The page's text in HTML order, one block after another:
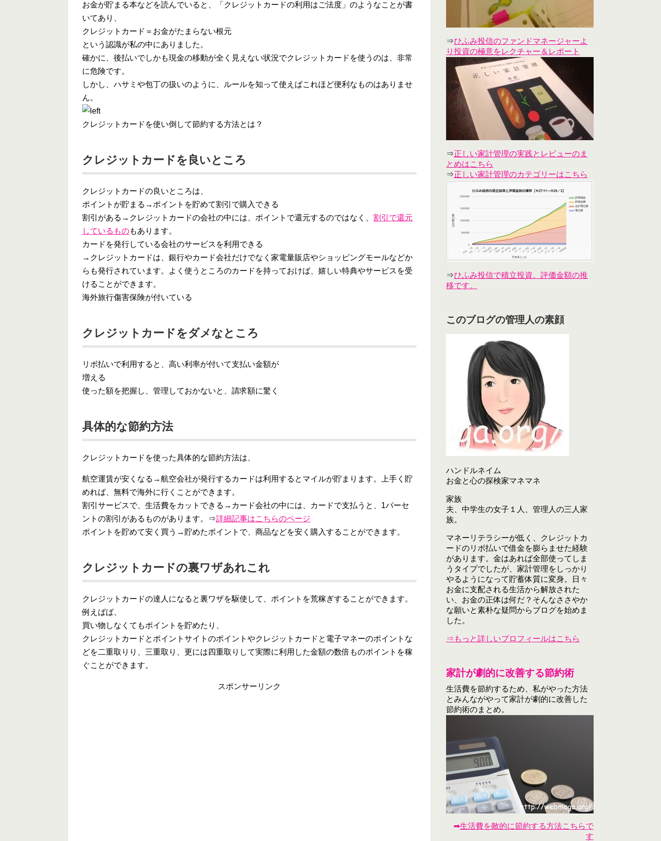
お金が貯まる本などを読んでいると、「クレジットカードの利用はご法度」のようなことが書
いてあり、
クレジットカード＝お金がたまらない根元
という認識が私の中にありました。
確かに、後払いでしかも現金の移動が全く見えない状況でクレジットカードを使うのは、非常
に危険です。
しかし、ハサミや包丁の扱いのように、ルールを知って使えばこれほど便利なものはありませ
ん。
クレジットカードを使い倒して節約する方法とは？
クレジットカードを良いところ
クレジットカードの良いところは、
ポイントが貯まる →ポイントを貯めて割引で購入できる
割引がある→クレジットカードの会社の中には、ポイントで還元するのではなく、 割引で還元
しているものもあります。
カードを発行している会社のサービスを利用できる
→クレジットカードは、銀行やカード会社だけでなく家電量販店やショッピングモールなどか
らも発行されています。よく使うところのカードを持っておけば、嬉しい特典やサービスを受
けることができます。
海外旅行傷害保険が付いている
クレジットカードをダメなところ
リボ払いで利用すると、高い利率が付いて支払い金額が
増える
使った額を把握し、管理しておかないと、請求額に驚く
具体的な節約方法
クレジットカードを使った具体的な節約方法は、
航空運賃が安くなる→航空会社が発行するカードは利用するとマイルが貯まります。上手く貯
めれば、無料で海外に行くことができます。
割引サービスで、生活費をカットできる→カード会社の中には、カードで支払うと、1パーセ
ントの割引があるものがあります。⇒詳細記事はこちらのページ
ポイントを貯めて安く買う→貯めたポイントで、商品などを安く購入することができます。
クレジットカードの裏ワザあれこれ
クレジットカードの達人になると裏ワザを駆使して、ポイントを荒稼ぎすることができます。
例えばば、
買い物しなくてもポイントを貯めたり、
クレジットカードとポイントサイトのポイントやクレジットカードと電子マネーのポイントな
どを二重取りり、三重取り、更には四重取りして実際に利用した金額の数倍ものポイントを稼
ぐことができます。
スポンサーリンク
⇒ひふみ投信のファンドマネージャーよ
り投資の極意をレクチャー＆レポート
⇒正しい家計管理の実践とレビューのま
とめはこちら
⇒正しい家計管理のカテゴリーはこちら
⇒ひふみ投信で積立投資。評価金額の推
移です。
このブログの管理人の素顔
ハンドルネイム
お金と心の探検家マネマネ
家族
夫、中学生の女子１人、管理人の三人家
族。
マネーリテラシーが低く、クレジットカ
ードのリボ払いで借金を膨らませた経験
があります。金はあれば全部使ってしま
うタイプでしたが、家計管理をしっかり
やるようになって貯蓄体質に変身。日々
お金に支配される生活から解放された
い、お金の正体は何だ？そんなささやか
な願いと素朴な疑問からブログを始めま
した。
⇒もっと詳しいプロフィールはこちら
家計が劇的に改善する節約術
生活費を節約するため、私がやった方法
とみんながやって家計が劇的に改善した
節約術のまとめ。
➡生活費を敵的に節約する方法こちらで
す